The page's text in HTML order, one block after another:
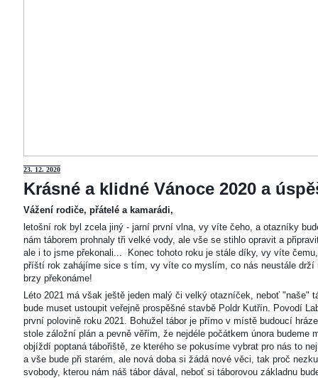
23. 12. 2020
Krásné a klidné Vánoce 2020 a
Vážení rodiče, přátelé a kamarádi,
letošní rok byl zcela jiný - jarní první vlna, vy víte čeho, a otazníky
nám táborem prohnaly tři velké vody, ale vše se stihlo opravit a
ale i to jsme překonali... Konec tohoto roku je stále díky, vy víte
příští rok zahájíme sice s tím, vy víte co myslím, co nás neustále
brzy překonáme!
Léto 2021 má však ještě jeden malý či velký otazníček, neboť "naše"
bude muset ustoupit veřejně prospěšné stavbě Poldr Kutřín. Povodí
první polovině roku 2021. Bohužel tábor je přímo v místě budoucí
stole záložní plán a pevně věřím, že nejdéle počátkem února
objíždí poptaná tábořiště, ze kterého se pokusíme vybrat pro nás to
a vše bude při starém, ale nová doba si žádá nové věci, tak proč
svobody, kterou nám náš tábor dával, neboť si táborovou základnu